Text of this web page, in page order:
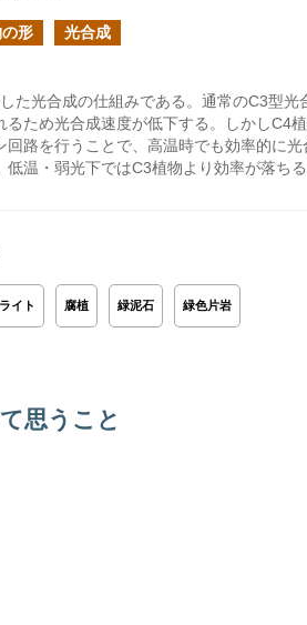
形 光合成
た光合成の仕組みである。通常のC3型光
ため光合成速度が低下する。しかしC4
路を行うことで、高温時でも効率的に
温・弱光下ではC3植物より効率が落ち
イト 腐植 緑泥石 緑色片岩
思うこと